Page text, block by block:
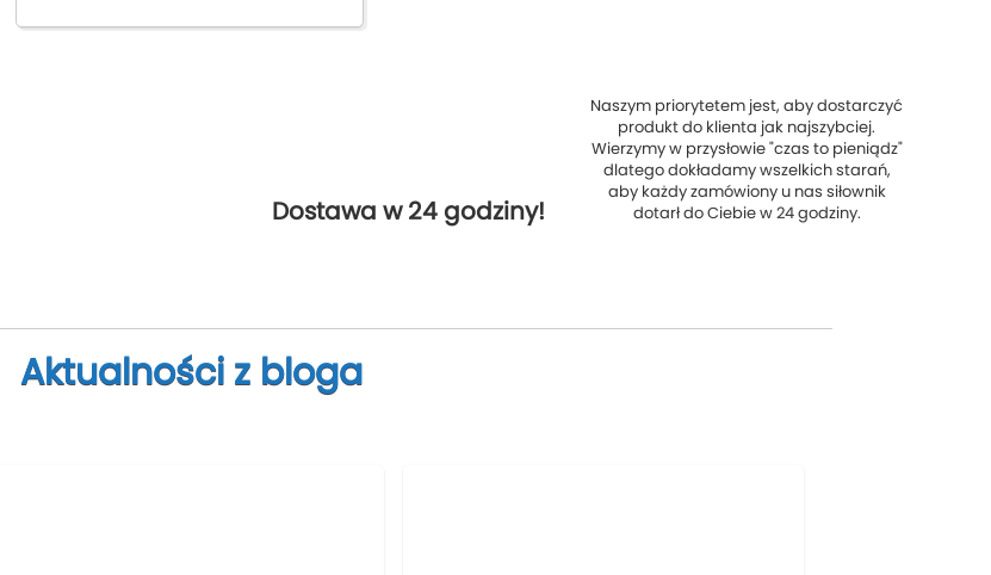
Dostawa w 24 godziny!
Naszym priorytetem jest, aby dostarczyć
produkt do klienta jak najszybciej.
Wierzymy w przysłowie "czas to pieniądz"
dlatego dokładamy wszelkich starań,
aby każdy zamówiony u nas siłownik
dotarł do Ciebie w 24 godziny.
Aktualności z bloga